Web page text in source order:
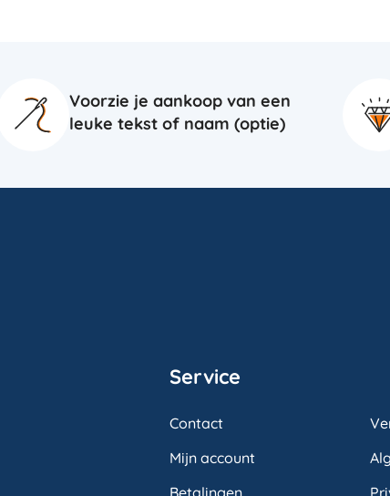
Voorzie je aankoop van een
leuke tekst of naam (optie)
Service
Contact
Mijn account